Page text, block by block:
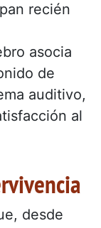
recién
asocia
de
auditivo,
al
desde